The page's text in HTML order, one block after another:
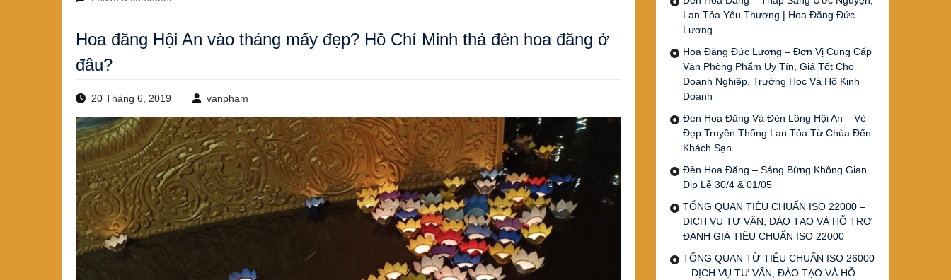
b
o
o
k
Hoa đăng Hội An vào tháng mấy đẹp? Hồ Chí Minh thả đèn hoa đăng ở
đâu?
20 Tháng 6, 2019 vanpham
Lan Tỏa Yêu Thương | Hoa Đăng Đức
Lương
Hoa Đăng Đức Lương – Đơn Vị Cung Cấp
Văn Phòng Phẩm Uy Tín, Giá Tốt Cho
Doanh Nghiệp, Trường Học Và Hộ Kinh
Doanh
Đèn Hoa Đăng Và Đèn Lồng Hội An – Vẻ
Đẹp Truyền Thống Lan Tỏa Từ Chùa Đến
Khách Sạn
Đèn Hoa Đăng – Sáng Bừng Không Gian
Dịp Lễ 30/4 & 01/05
TỔNG QUAN TIÊU CHUẨN ISO 22000 –
DỊCH VỤ TƯ VẤN, ĐÀO TẠO VÀ HỖ TRỢ
ĐÁNH GIÁ TIÊU CHUẨN ISO 22000
TỔNG QUAN TỪ TIÊU CHUẨN ISO 26000
– DỊCH VỤ TƯ VẤN, ĐÀO TẠO VÀ HỖ